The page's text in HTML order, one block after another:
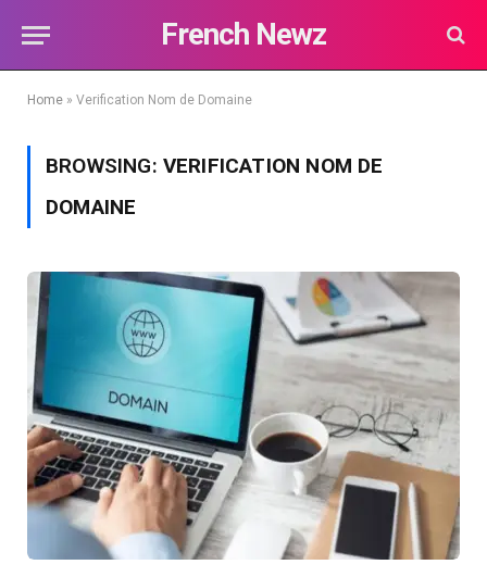
French Newz
Home » Verification Nom de Domaine
BROWSING: VERIFICATION NOM DE
DOMAINE